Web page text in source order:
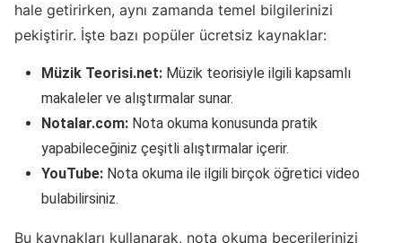
hale getirirken, aynı zamanda temel bilgilerinizi
pekiştirir. İşte bazı popüler ücretsiz kaynaklar:
Müzik Teorisi.net: Müzik teorisiyle ilgili kapsamlı
makaleler ve alıştırmalar sunar.
Notalar.com: Nota okuma konusunda pratik
yapabileceğiniz çeşitli alıştırmalar içerir.
YouTube: Nota okuma ile ilgili birçok öğretici video
bulabilirsiniz.
Bu kaynakları kullanarak, nota okuma becerilerinizi